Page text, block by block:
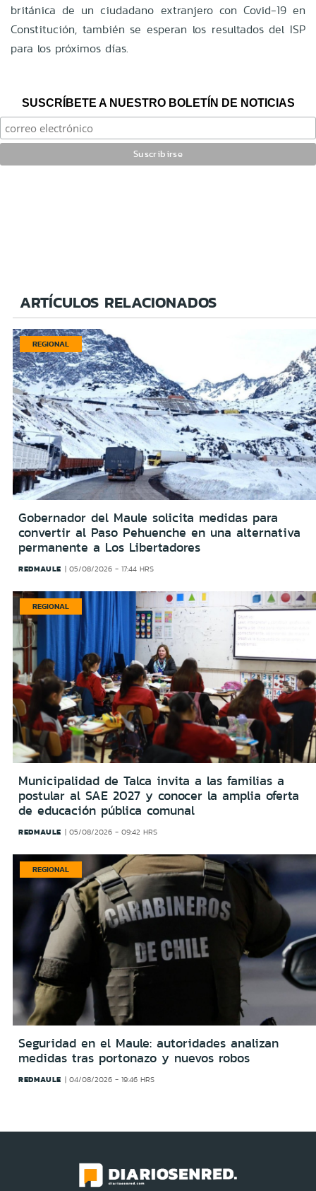
británica de un ciudadano extranjero con Covid-19 en
Constitución, también se esperan los resultados del ISP
para los próximos días.
SUSCRÍBETE A NUESTRO BOLETÍN DE NOTICIAS
ARTÍCULOS RELACIONADOS
REGIONAL
Gobernador del Maule solicita medidas para
convertir al Paso Pehuenche en una alternativa
permanente a Los Libertadores
REDMAULE 05/08/2026 - 17:44 HRS
REGIONAL
Municipalidad de Talca invita a las familias a
postular al SAE 2027 y conocer la amplia oferta
de educación pública comunal
REDMAULE 05/08/2026 - 09:42 HRS
REGIONAL
Seguridad en el Maule: autoridades analizan
medidas tras portonazo y nuevos robos
REDMAULE 04/08/2026 - 19:46 HRS